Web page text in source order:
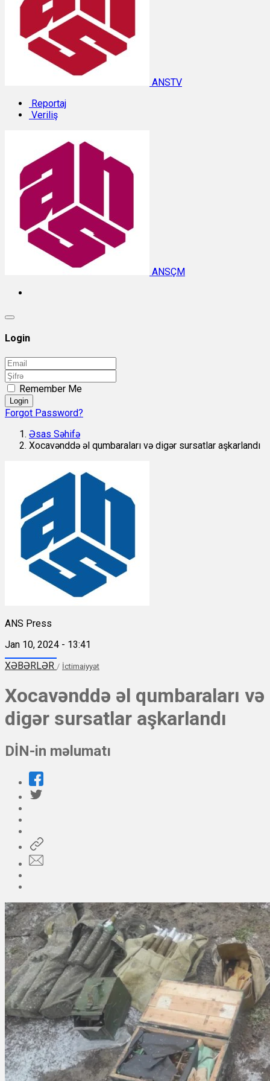
ANSTV
Reportaj
Veriliş
ANSÇM
Login
Remember Me
Login
Forgot Password?
Əsas Səhifə
Xocavənddə əl qumbaraları və digər sursatlar aşkarlandı
ANS Press
Jan 10, 2024 - 13:41
XƏBƏRLƏR / İctimaiyyət
Xocavənddə əl qumbaraları və
digər sursatlar aşkarlandı
DİN-in məlumatı